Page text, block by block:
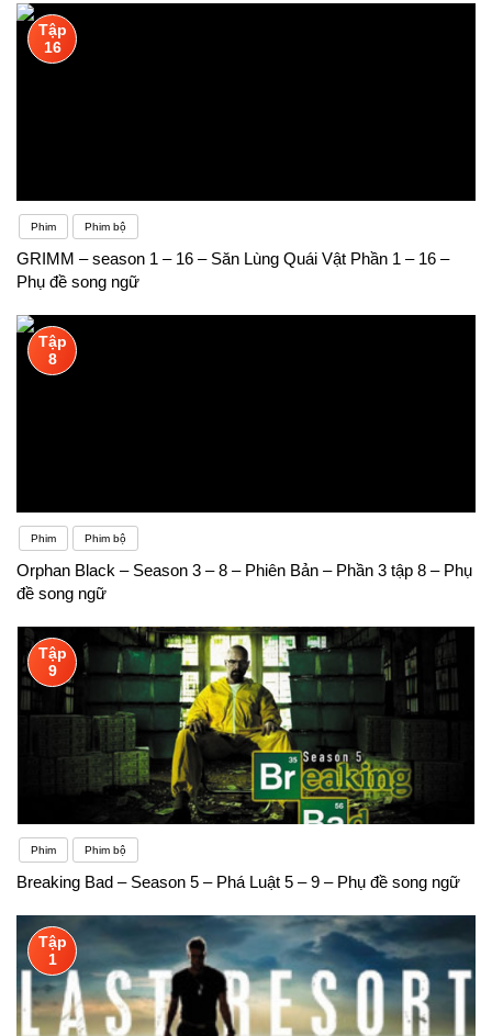
Tập
16
Phim Phim bộ
GRIMM – season 1 – 16 – Săn Lùng Quái Vật Phần 1 – 16 –
Phụ đề song ngữ
Tập
8
Phim Phim bộ
Orphan Black – Season 3 – 8 – Phiên Bản – Phần 3 tập 8 – Phụ
đề song ngữ
Tập
9
Phim Phim bộ
Breaking Bad – Season 5 – Phá Luật 5 – 9 – Phụ đề song ngữ
Tập
1